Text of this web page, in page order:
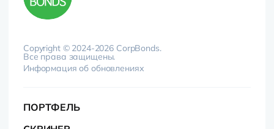
Copyright © 2024-2026 CorpBonds.
Все права защищены.
Информация об обновлениях
ПОРТФЕЛЬ